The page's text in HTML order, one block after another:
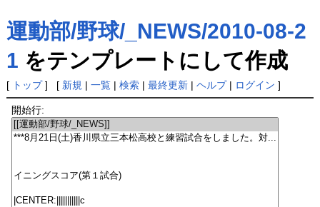
運動部/野球/_NEWS/2010-08-2
1 をテンプレートにして作成
[ トップ] [ 新規 | 一覧| 検索| 最終更新| ヘルプ| ログイン ]
開始行: